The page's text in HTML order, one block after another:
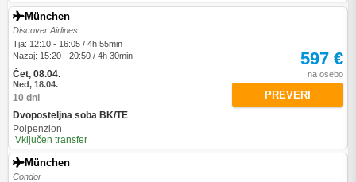
München
Discover Airlines
Tja: 12:10 - 16:05 / 4h 55min
Nazaj: 15:20 - 20:50 / 4h 30min
Čet, 08.04.
Ned, 18.04.
10 dni
Dvoposteljna soba BK/TE
Polpenzion
Vključen transfer
597 €
na osebo
PREVERI
München
Condor